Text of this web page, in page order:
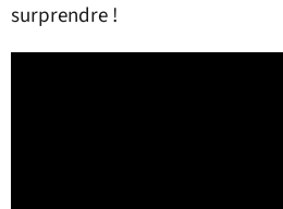
surprendre !